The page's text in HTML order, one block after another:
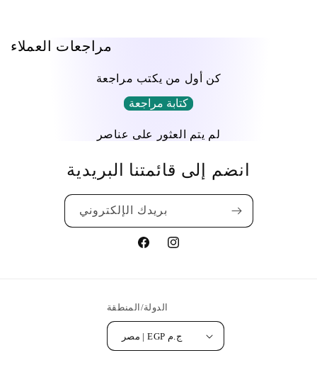
مراجعات العملاء
كن أول من يكتب مراجعة
كتابة مراجعة
لم يتم العثور على عناصر
انضم إلى قائمتنا البريدية
بريدك الإلكتروني
TranslationTranslation
الدولة/المنطقة
مصر | EGP ج.م